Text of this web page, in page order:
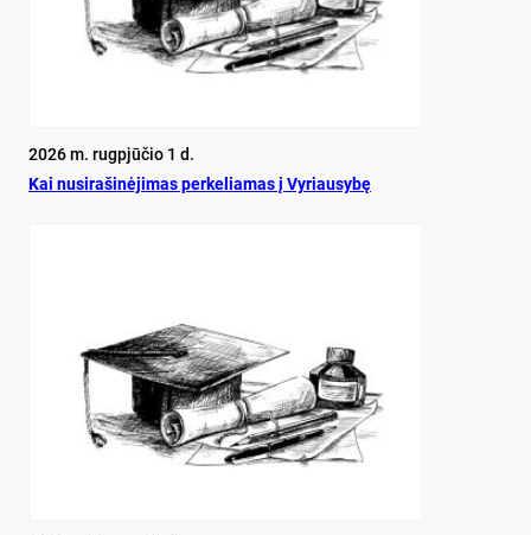
2026 m. rugpjūčio 1 d.
Kai nu­si­ra­ši­nė­ji­mas per­ke­lia­mas į Vy­riau­sy­bę